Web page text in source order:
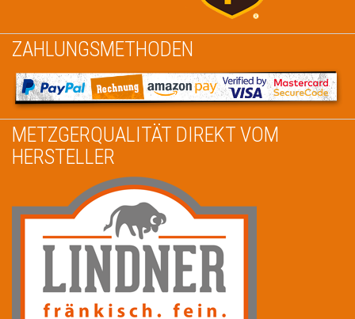
ZAHLUNGSMETHODEN
METZGERQUALITÄT DIREKT VOM
HERSTELLER